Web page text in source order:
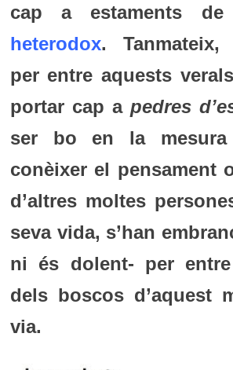
cap a estaments
heterodox. Tanmateix,
per entre aquests
portar cap apedres
ser bo en la mesura
conèixer el pensament
d’altres moltes
seva vida, s’han
ni és dolent- per
dels boscos d’aquest
via.